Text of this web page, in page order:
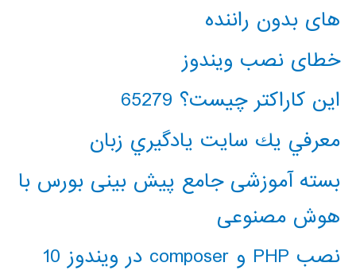
های بدون راننده
خطای نصب ویندوز
این کاراکتر چیست؟ 65279
معرفي يك سايت يادگيري زبان
بسته آموزشی جامع پیش بینی بورس با
هوش مصنوعی
نصب PHP و composer در ویندوز 10